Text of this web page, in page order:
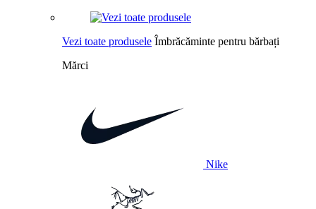
Vezi toate produsele Îmbrăcăminte pentru bărbați
Mărci
Nike